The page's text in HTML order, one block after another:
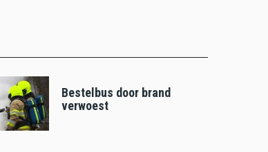
Bestelbus door brand
verwoest